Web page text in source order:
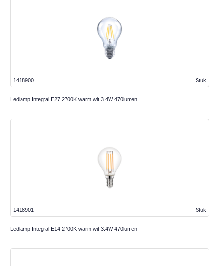
Stuk
1418900
Ledlamp Integral E27 2700K warm wit 3.4W 470lumen
Stuk
1418901
Ledlamp Integral E14 2700K warm wit 3.4W 470lumen